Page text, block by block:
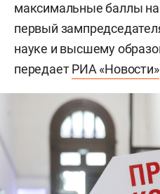
максимальные баллы
первый
науке и высшему
передаетРИА «Новости»